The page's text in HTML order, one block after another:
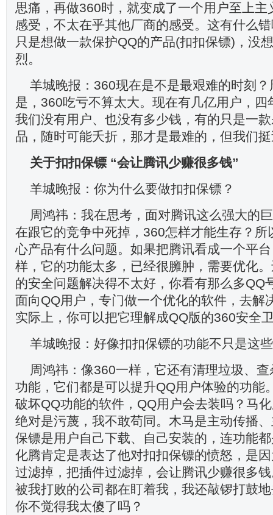
思痛，再做360时，就变成了一个用户至上主
感受，不太在乎其他厂商的感受。这有什么
只是想做一款保护QQ的产品(扣扣保镖)，没
烈。
羊城晚报：360现在是不是最艰难的时刻
是，360吃亏不算太大。现在有几亿用户，四
我们没有用户、也没有多少钱，有的只是一
品，随时可能夭折，那才是最难的，但我们
关于扣扣保镖 “会让腾讯少赚很多钱”
羊城晚报：你为什么要做扣扣保镖？
周鸿祎：我在思考，面对腾讯这么强大的
在跟它的竞争中死掉，360怎样才能生存？所
心产品有什么问题。如果把腾讯看成一个平
样，它的功能太多，已经很臃肿，需要优化
的安全问题解决得不太好，你看有那么多QQ
面向QQ用户，专门做一个优化的软件，去解
实际上，你可以把它理解成QQ版的360安全
羊城晚报：好像扣扣保镖的功能不只是这
周鸿祎：像360一样，它还有清理垃圾、
功能，它们都是可以提升QQ用户体验的功能
破坏QQ功能的软件，QQ用户会去装吗？马
绝对是污蔑，我不敢苟同。木马是主动传播
保镖是用户自己下载、自己安装的，连功能
化腾肯定是表达了他对扣扣保镖的愤怒，是
过滤掉，把插件过滤掉，会让腾讯少赚很多
被我打败的公司都在盯着我，我还敲锣打鼓
你不觉得我太傻了吗？